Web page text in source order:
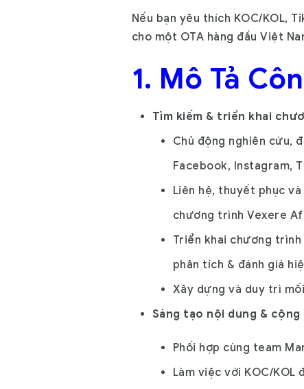
Nếu bạn yêu thích KOC/KOL,
cho một OTA hàng đầu Việt
1. Mô Tả
Tìm kiếm & triển khai
Chủ động nghiên cứu,
Facebook, Instagram,
Liên hệ, thuyết phục
chương trình Vexere
Triển khai chương
phân tích & đánh giá
Xây dựng và duy trì
Sáng tạo nội dung &
Phối hợp cùng team
Làm việc với KOC/